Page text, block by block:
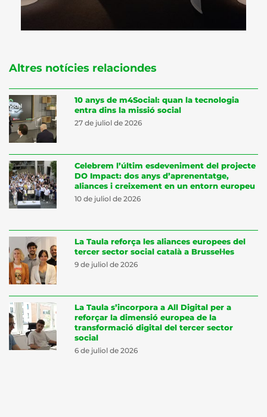
Altres notícies relaciondes
10 anys de m4Social: quan la tecnologia
entra dins la missió social
27 de juliol de 2026
Celebrem l’últim esdeveniment del projecte
DO Impact: dos anys d’aprenentatge,
aliances i creixement en un entorn europeu
10 de juliol de 2026
La Taula reforça les aliances europees del
tercer sector social català a Brussel·les
9 de juliol de 2026
La Taula s’incorpora a All Digital per a
reforçar la dimensió europea de la
transformació digital del tercer sector
social
6 de juliol de 2026